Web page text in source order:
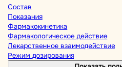
Состав
Показания
Фармакокинетика
Фармакологическое действие
Лекарственное взаимодействие
Режим дозирования